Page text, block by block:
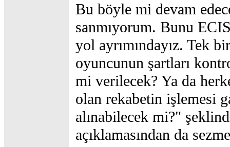
Bu böyle mi devam
sanmıyorum. Bunu
yol ayrımındayız. Tek
oyuncunun şartları
mi verilecek? Ya da
olan rekabetin işlemesi
alınabilecek mi?"
açıklamasından da